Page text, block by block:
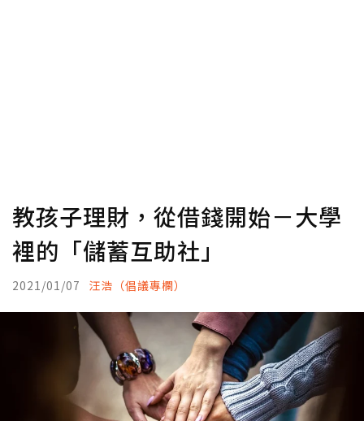
教孩子理財，從借錢開始－大學
裡的「儲蓄互助社」
2021/01/07 汪浩（倡議專欄）